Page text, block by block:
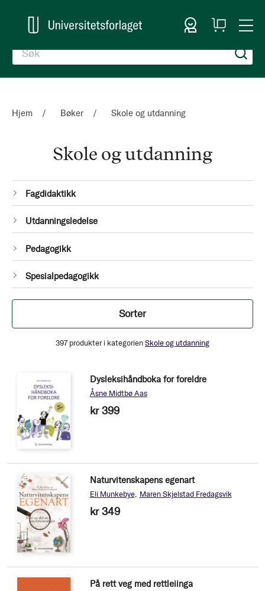
Logg inn
Handlekurv
Hjem Bøker Skole og utdanning
Skole og utdanning
Kategorier
Fagdidaktikk
Utdanningsledelse
Pedagogikk
Spesialpedagogikk
Sorter
397produkter i kategorien Skole og utdanning
Dysleksihåndboka for foreldre
Åsne Midtbø Aas
kr 399
Naturvitenskapens egenart
Eli Munkebye Maren Skjelstad Fredagsvik
kr 349
På rett veg med rettleiinga